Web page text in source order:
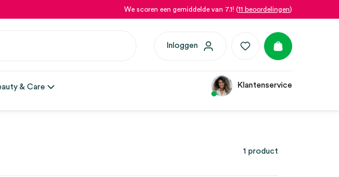
We scoren een gemiddelde van 7.1! (11 beoordelingen)
Inloggen
& Care Klantenservice
1 product